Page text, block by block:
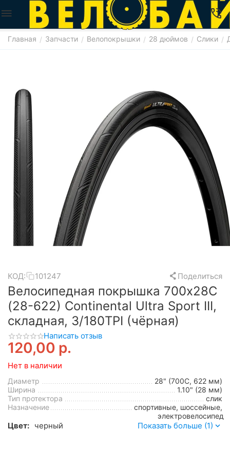
Главная / Запчасти / Велопокрышки / 28 дюймов / Слики /
КОД: 101247 Поделиться
Велосипедная покрышка 700x28C
(28-622) Continental Ultra Sport III,
складная, 3/180TPI (чёрная)
Написать отзыв
120,00 р.
Нет в наличии
Диаметр
28" (700C, 622 мм)
Ширина
1.10" (28 мм)
Тип протектора
слик
Назначение
спортивные, шоссейные,
электровелосипед
Цвет: черный Показать больше (1)